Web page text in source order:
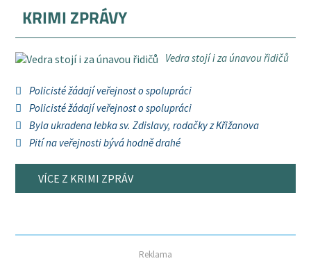
KRIMI ZPRÁVY
Vedra stojí i za únavou řidičů
Policisté žádají veřejnost o spolupráci
Policisté žádají veřejnost o spolupráci
Byla ukradena lebka sv. Zdislavy, rodačky z Křižanova
Pití na veřejnosti bývá hodně drahé
VÍCE Z KRIMI ZPRÁV
Reklama